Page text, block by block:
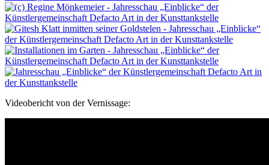
Videobericht von der Vernissage: